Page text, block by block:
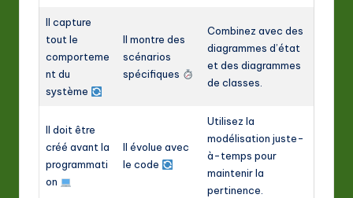
Il capture
tout le
comporteme
nt du
système
Il montre des
scénarios
spécifiques
Combinez avec des
diagrammes d’état
et des diagrammes
de classes.
Il doit être
créé avant la
programmati
on
Il évolue avec
le code
Utilisez la
modélisation juste-
à-temps pour
maintenir la
pertinence.